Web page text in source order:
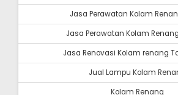
Jasa Perawatan Kolam
Jasa Perawatan Kolam
Jasa Renovasi Kolam renang
Jual Lampu Kolam
Kolam Renang